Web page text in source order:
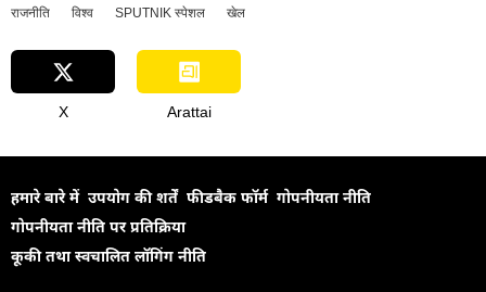
राजनीति विश्व SPUTNIK स्पेशल खेल
X Arattai
हमारे बारे में उपयोग की शर्तें फीडबैक फॉर्म गोपनीयता नीति
गोपनीयता नीति पर प्रतिक्रिया
कूकी तथा स्वचालित लॉगिंग नीति